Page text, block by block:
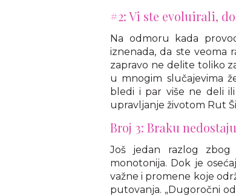
#2: Vi ste evoluirali,
Na odmoru kada
iznenada, da ste veoma
zapravo ne delite toliko
u mnogim slučajevima
bledi i par više ne deli ili
upravljanje životom Rut
Broj 3: Braku
Još jedan razlog
monotonija. Dok je
važne i promene koje
putovanja. „Dugoročni